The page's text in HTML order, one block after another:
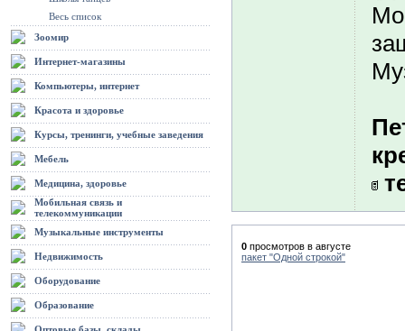
Весь список
Зоомир
Интернет-магазины
Компьютеры, интернет
Красота и здоровье
Курсы, тренинги, учебные заведения
Мебель
Медицина, здоровье
Мобильная связь и
телекоммуникации
Музыкальные инструменты
Недвижимость
Оборудование
Образование
0 просмотров в августе
пакет "Одной строкой"